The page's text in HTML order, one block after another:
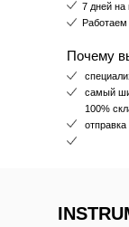
Почему
самый
100%
7 дней на